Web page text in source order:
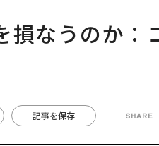
損なうのか：
記事を保存